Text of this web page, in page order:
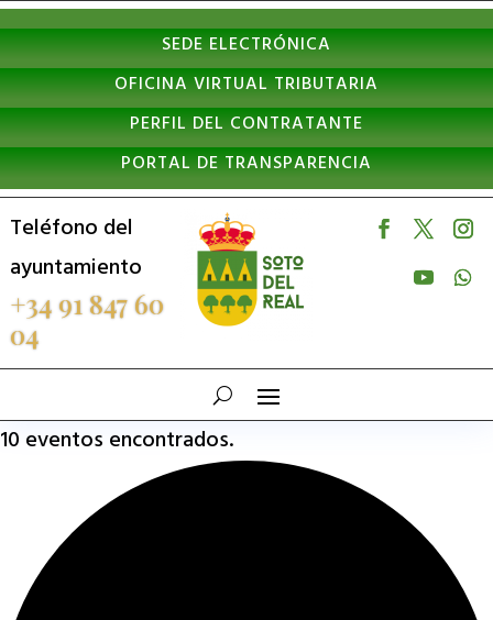
Nota:
este
sitio
web
incluye
un
sistema
de
accesibilidad.
SEDE ELECTRÓNICA
OFICINA VIRTUAL TRIBUTARIA
PERFIL DEL CONTRATANTE
PORTAL DE TRANSPARENCIA
Teléfono del
ayuntamiento
+34 91 847 60
04
10 eventos encontrados.